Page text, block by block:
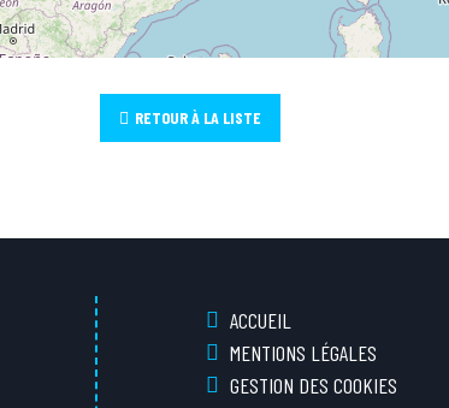
RETOUR À LA LISTE
ACCUEIL
MENTIONS LÉGALES
GESTION DES COOKIES